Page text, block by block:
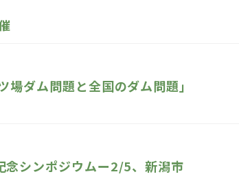
ダム問題と全国のダム問題」
念シンポジウムー2/5、新潟市